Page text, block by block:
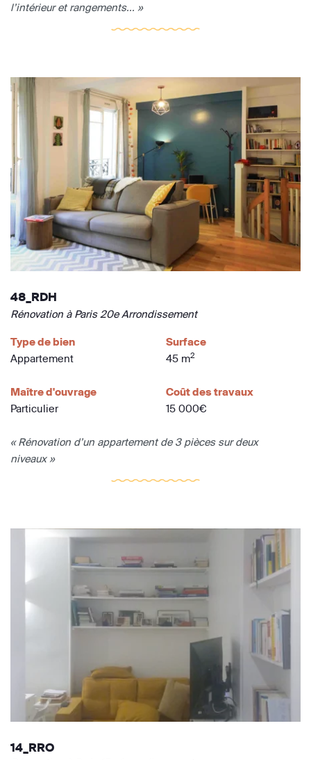
l’intérieur et rangements... »
48_RDH
Rénovation à Paris 20e Arrondissement
Type de bien
Appartement
Surface
45 m2
Maître d'ouvrage
Particulier
Coût des travaux
15 000€
« Rénovation d’un appartement de 3 pièces sur deux
niveaux »
14_RRO